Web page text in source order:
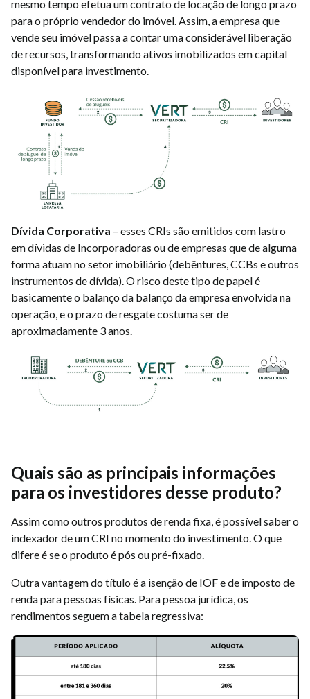
mesmo tempo efetua um contrato de locação de longo prazo
para o próprio vendedor do imóvel. Assim, a empresa que
vende seu imóvel passa a contar uma considerável liberação
de recursos, transformando ativos imobilizados em capital
disponível para investimento.
Dívida Corporativa – esses CRIs são emitidos com lastro
em dívidas de Incorporadoras ou de empresas que de alguma
forma atuam no setor imobiliário (debêntures, CCBs e outros
instrumentos de dívida). O risco deste tipo de papel é
basicamente o balanço da balanço da empresa envolvida na
operação, e o prazo de resgate costuma ser de
aproximadamente 3 anos.
Quais são as principais informações
para os investidores desse produto?
Assim como outros produtos de renda fixa, é possível saber o
indexador de um CRI no momento do investimento. O que
difere é se o produto é pós ou pré-fixado.
Outra vantagem do título é a isenção de IOF e de imposto de
renda para pessoas físicas. Para pessoa jurídica, os
rendimentos seguem a tabela regressiva: